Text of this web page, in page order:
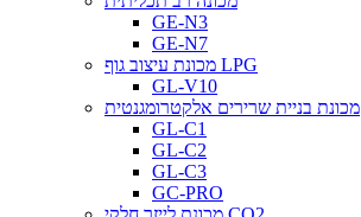
GE-N3
GE-N7
מכונת עיצוב גוף LPG
GL-V10
מכונת בניית שרירים אלקטרומגנטית
GL-C1
GL-C2
GL-C3
GC-PRO